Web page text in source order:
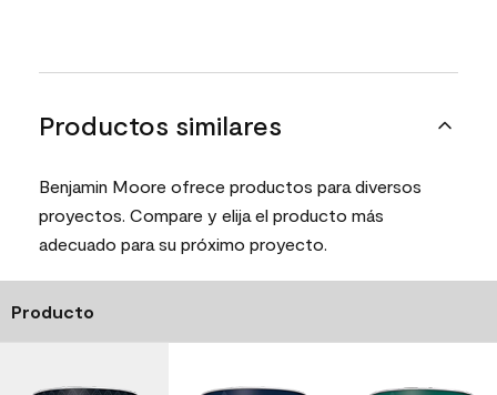
Productos similares
Benjamin Moore ofrece productos para diversos
proyectos. Compare y elija el producto más
adecuado para su próximo proyecto.
Producto